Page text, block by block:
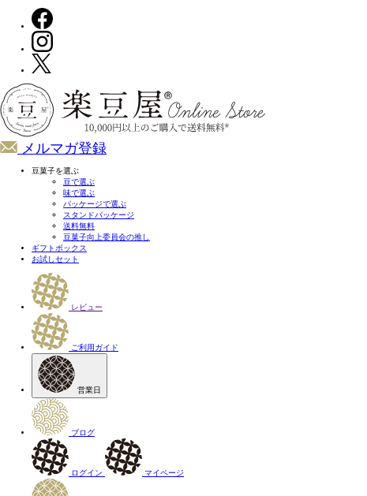
メルマガ登録
豆菓子を選ぶ
豆で選ぶ
味で選ぶ
パッケージで選ぶ
スタンドパッケージ
送料無料
豆菓子向上委員会の推し
ギフトボックス
お試しセット
レビュー
ご利用ガイド
営業日
ブログ
ログイン マイページ